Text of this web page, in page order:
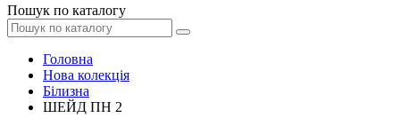
Пошук по каталогу
Головна
Нова колекція
Білизна
ШЕЙД ПН 2